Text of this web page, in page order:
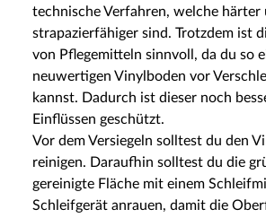
technische Verfahren, welche härter
strapazierfähiger sind. Trotzdem ist
von Pflegemitteln sinnvoll, da du so
neuwertigen Vinylboden vor
kannst. Dadurch ist dieser noch
Einflüssen geschützt.
Vor dem Versiegeln solltest du den
reinigen. Daraufhin solltest du die
gereinigte Fläche mit einem
Schleifgerät anrauen, damit die